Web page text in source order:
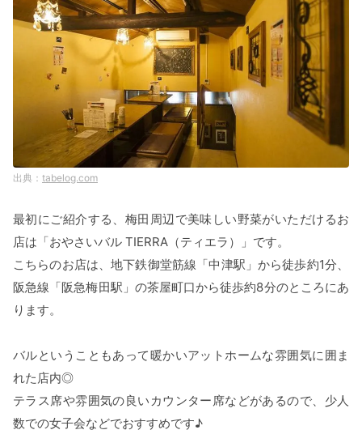
tabelog.com
最初にご紹介する、梅田周辺で美味しい野菜がいただけるお
店は「おやさいバル TIERRA（ティエラ）」です。
こちらのお店は、地下鉄御堂筋線「中津駅」から徒歩約1分、
阪急線「阪急梅田駅」の茶屋町口から徒歩約8分のところにあ
ります。
バルということもあって暖かいアットホームな雰囲気に囲ま
れた店内◎
テラス席や雰囲気の良いカウンター席などがあるので、少人
数での女子会などでおすすめです♪